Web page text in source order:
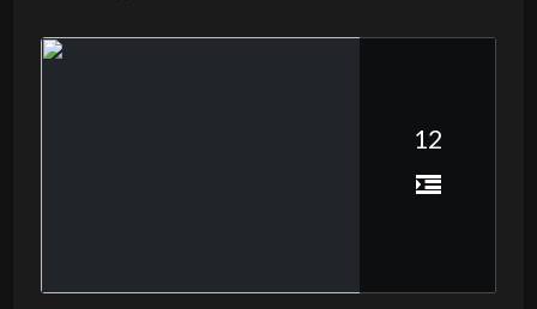
12